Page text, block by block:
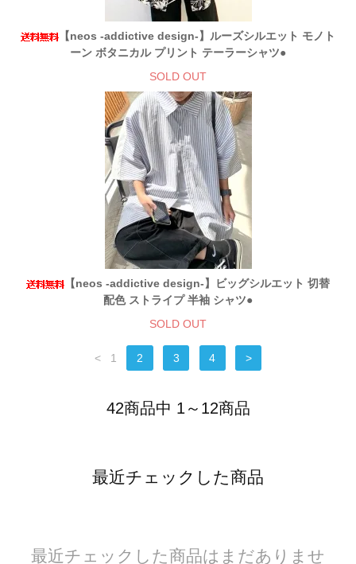
【neos -addictive design-】ルーズシルエット モノト
ーン ボタニカル プリント テーラーシャツ●
SOLD OUT
【neos -addictive design-】ビッグシルエット 切替
配色 ストライプ 半袖 シャツ●
SOLD OUT
< 1 2 3 4 >
42商品中 1～12商品
最近チェックした商品
最近チェックした商品はまだありませ